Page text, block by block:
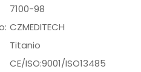
7100-98
CZMEDITECH
Titanio
CE/ISO:9001/ISO13485